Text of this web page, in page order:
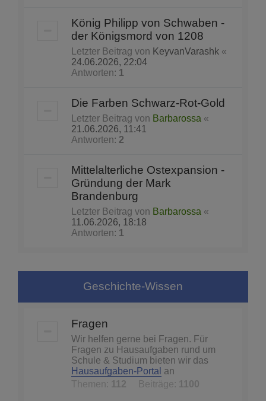
König Philipp von Schwaben -
der Königsmord von 1208
Letzter Beitrag von KeyvanVarashk «
24.06.2026, 22:04
Antworten: 1
Die Farben Schwarz-Rot-Gold
Letzter Beitrag von Barbarossa «
21.06.2026, 11:41
Antworten: 2
Mittelalterliche Ostexpansion -
Gründung der Mark
Brandenburg
Letzter Beitrag von Barbarossa «
11.06.2026, 18:18
Antworten: 1
Geschichte-Wissen
Fragen
Wir helfen gerne bei Fragen. Für
Fragen zu Hausaufgaben rund um
Schule & Studium bieten wir das
Hausaufgaben-Portal an
Themen:
112 Beiträge: 1100